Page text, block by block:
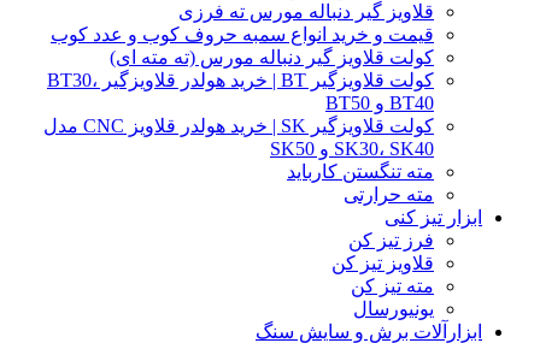
قلاویز گیر دنباله مورس ته فرزی
قیمت و خرید انواع سمبه حروف کوب و عدد کوب
کولت قلاویز گیر دنباله مورس (ته مته ای)
کولت قلاویزگیر BT | خرید هولدر قلاویزگیر BT30،
BT40 و BT50
کولت قلاویزگیر SK | خرید هولدر قلاویز CNC مدل
SK30، SK40 و SK50
مته تنگستن کارباید
مته حرارتی
ابزار تیز کنی
فرز تیز کن
قلاویز تیز کن
مته تیز کن
یونیورسال
ابزارآلات برش و سایش سنگ